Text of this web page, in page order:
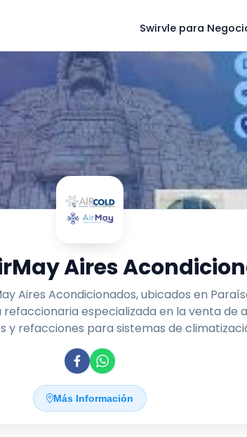
Swirvle para
Aires
Aires Acondicionados, ubicados en
refaccionaria especializada en la venta de
y refacciones para sistemas de
de alta calidad para uso residencial,
industrial, junto con servicios de instalación,
asesoramiento técnico personalizado.
garantizar ambientes frescos y
eficientes y duraderas, respaldadas por
dedicado a satisfacer las necesidades
Más Información